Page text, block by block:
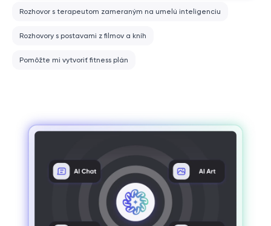
Rozhovor s terapeutom zameraným na umelú inteligenciu
Rozhovory s postavami z filmov a kníh
Pomôžte mi vytvoriť fitness plán